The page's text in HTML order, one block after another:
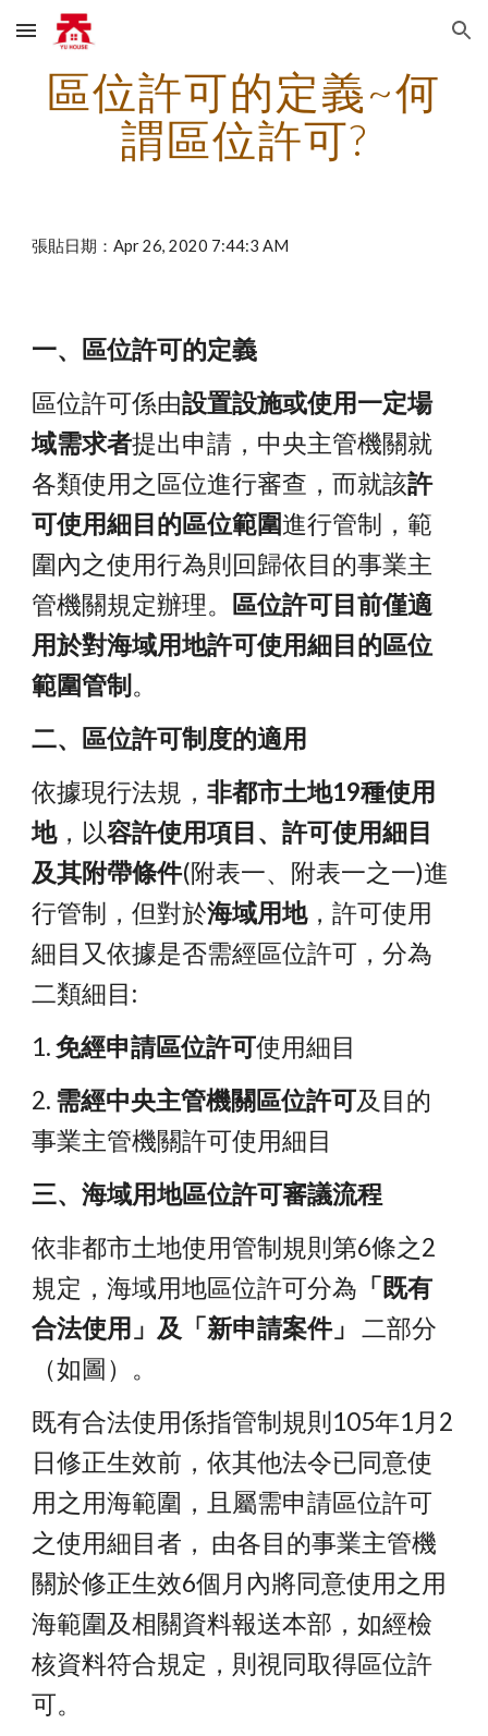
Skip to main content Skip to navigation
區位許可的定義~何
謂區位許可?
張貼日期：Apr 26, 2020 7:44:3 AM
一、區位許可的定義
區位許可係由設置設施或使用一定場
域需求者提出申請，中央主管機關就
各類使用之區位進行審查，而就該許
可使用細目的區位範圍進行管制，範
圍內之使用行為則回歸依目的事業主
管機關規定辦理。
區位許可目前僅適
用於對海域用地許可使用細目的區位
範圍管制 。
二、區位許可制度的適用
依據現行法規，非都市土地19種使用
地，以容許使用項目、許可使用細目
及其附帶條件(附表一、附表一之一)進
行管制，但對於海域用地，許可使用
細目又依據是否需經區位許可，分為
二類細目:
1. 免經申請區位許可使用細目
2. 需經中央主管機關區位許可及目的
事業主管機關許可使用細目
三、海域用地區位許可審議流程
依非都市土地使用管制規則第6條之2
規定，海域用地區位許可分為 「既有
合法使用」及「新申請案件」 二部分
（如圖）。
既有合法使用係指管制規則105年1月2
日修正生效前，依其他法令已同意使
用之用海範圍，且屬需申請區位許可
之使用細目者， 由各目的事業主管機
關於修正生效6個月內將同意使用之用
海範圍及相關資料報送本部，如經檢
核資料符合規定，則視同取得區位許
可。